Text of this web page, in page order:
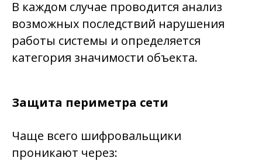
В каждом случае проводится анализ
возможных последствий нарушения
работы системы и определяется
категория значимости объекта.
Защита периметра сети
Чаще всего шифровальщики
проникают через: